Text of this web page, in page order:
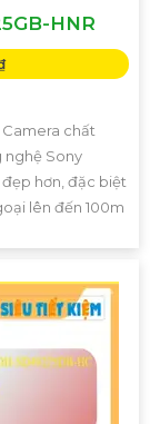
HNR
Camera chất
nghệ Sony
đẹp hơn, đặc biệt
lên đến 100m